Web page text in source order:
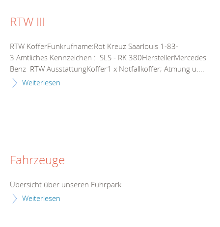
RTW III
RTW KofferFunkrufname:Rot Kreuz Saarlouis 1-83-
3 Amtliches Kennzeichen : SLS - RK 380HerstellerMercedes
Benz RTW AusstattungKoffer1 x Notfallkoffer; Atmung u....
Weiterlesen
Fahrzeuge
Übersicht über unseren Fuhrpark
Weiterlesen